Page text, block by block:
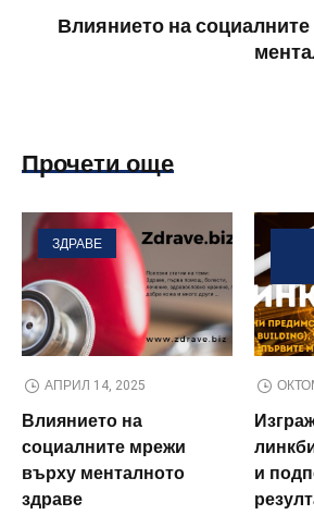
Влиянието на
Прочети още
ЗДРАВЕ
АПРИЛ 14, 2025
Влиянието на
социалните мрежи
върху менталното
здраве
и